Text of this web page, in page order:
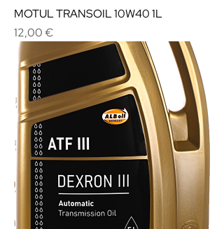
MOTUL TRANSOIL 10W40 1L
Cena
12,00 €